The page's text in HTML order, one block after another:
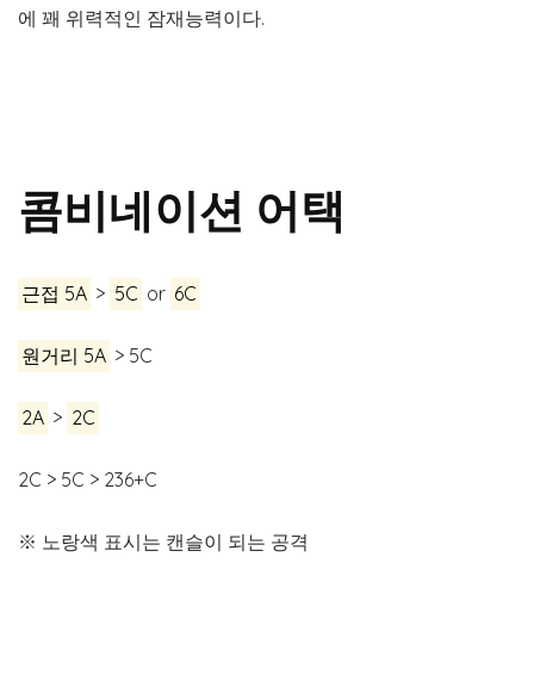
에 꽤 위력적인 잠재능력이다.
콤비네이션 어택
근접 5A > 5C or 6C
원거리 5A > 5C
2A > 2C
2C > 5C > 236+C
※ 노랑색 표시는 캔슬이 되는 공격